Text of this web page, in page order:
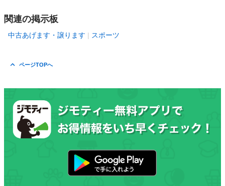
関連の掲示板
中古あげます・譲ります スポーツ
ページTOPへ